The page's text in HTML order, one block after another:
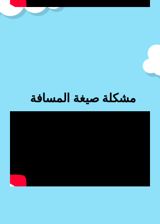
مشكلة صيغة المسافة